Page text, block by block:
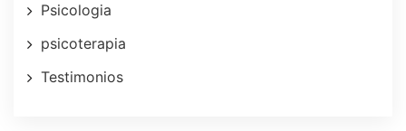
Psicologia
psicoterapia
Testimonios